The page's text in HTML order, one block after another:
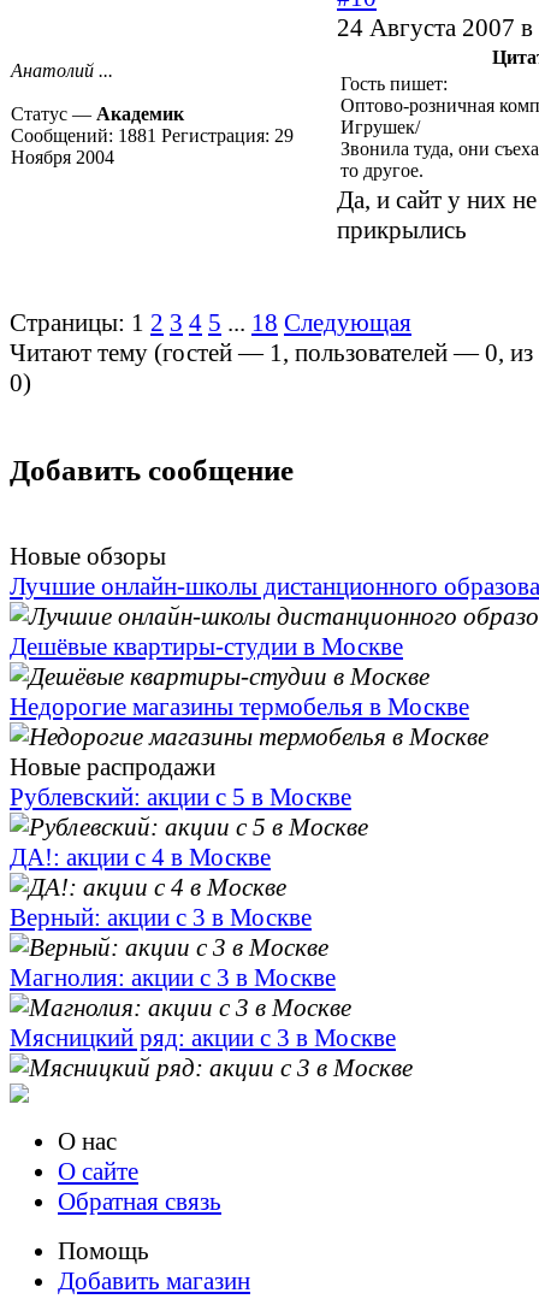
Анатолий ...
Статус — Академик
Сообщений: 1881 Регистрация: 29
Ноября 2004
24 Августа 2007
Гость пишет:
Оптово-розничная
Игрушек/
Звонила туда, они
то другое.
Да, и сайт у них не
прикрылись
Страницы: 1 2 3 4 5 ... 18 Следующая
Читают тему (гостей — 1, пользователей —0,
0)
Добавить сообщение
Новые обзоры
Лучшие онлайн-школы дистанционного
Дешёвые квартиры-студии в Москве
Недорогие магазины термобелья в Москве
Новые распродажи
Рублевский: акции с 5 в Москве
ДА!: акции с 4 в Москве
Верный: акции с 3 в Москве
Магнолия: акции с 3 в Москве
Мясницкий ряд: акции с 3 в Москве
О нас
О сайте
Обратная связь
Помощь
Добавить магазин